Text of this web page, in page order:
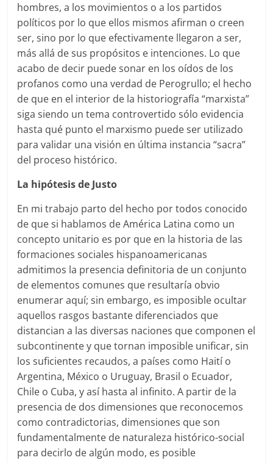
hombres, a los movimientos o a los partidos
políticos por lo que ellos mismos afirman o creen
ser, sino por lo que efectivamente llegaron a ser,
más allá de sus propósitos e intenciones. Lo que
acabo de decir puede sonar en los oídos de los
profanos como una verdad de Perogrullo; el hecho
de que en el interior de la historiografía “marxista”
siga siendo un tema controvertido sólo evidencia
hasta qué punto el marxismo puede ser utilizado
para validar una visión en última instancia “sacra”
del proceso histórico.
La hipótesis de Justo
En mi trabajo parto del hecho por todos conocido
de que si hablamos de América Latina como un
concepto unitario es por que en la historia de las
formaciones sociales hispanoamericanas
admitimos la presencia definitoria de un conjunto
de elementos comunes que resultaría obvio
enumerar aquí; sin embargo, es imposible ocultar
aquellos rasgos bastante diferenciados que
distancian a las diversas naciones que componen el
subcontinente y que tornan imposible unificar, sin
los suficientes recaudos, a países como Haití o
Argentina, México o Uruguay, Brasil o Ecuador,
Chile o Cuba, y así hasta al infinito. A partir de la
presencia de dos dimensiones que reconocemos
como contradictorias, dimensiones que son
fundamentalmente de naturaleza histórico-social
para decirlo de algún modo, es posible